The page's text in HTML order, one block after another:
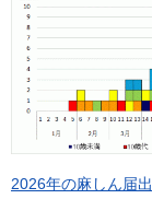
2026年の麻しん届